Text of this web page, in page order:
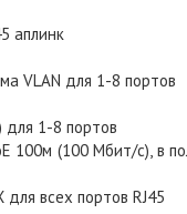
аплинк
VLAN для 1-8 портов
1-8 портов
100м (100 Мбит/с), в
для всех портов RJ45